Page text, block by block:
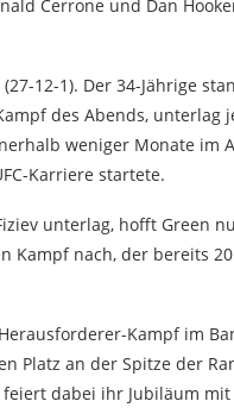
Cerrone und Dan
(27-12-1). Der 34-Jährige
des Abends, unterlag
weniger Monate im
Karriere startete.
unterlag, hofft Green
nach, der bereits
Kampf im
Platz an der Spitze der
feiert dabei ihr Jubiläum